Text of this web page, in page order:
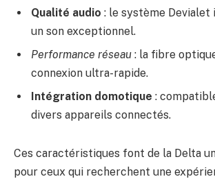
Qualité audio : le système
un son exceptionnel.
Performance réseau : la fibre
connexion ultra-rapide.
Intégration domotique :
divers appareils connectés.
Ces caractéristiques font de la Delta
pour ceux qui recherchent une